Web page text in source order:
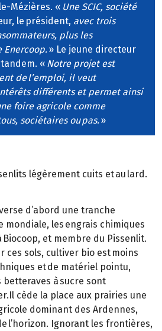
Mézières. « Une SCIC, société
le président, avec trois
plus les
Enercoop.» Le jeune directeur
« Notre projet est
de l’emploi, il veut
différents et permet ainsi
foire agricole comme
sociétaires ou pas.»
légèrement cuits et au lard.
d’abord une tranche
mondiale, les engrais chimiques
et membre du Pissenlit.
ces sols, cultiver bio est moins
et de matériel pointu,
à sucre sont
cède la place aux prairies une
dominant des Ardennes,
l’horizon. Ignorant les frontières,